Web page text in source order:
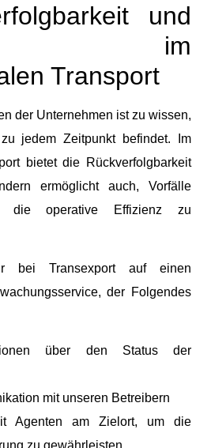
und
im
Transport
der Unternehmen ist zu wissen,
jedem Zeitpunkt befindet. Im
bietet die Rückverfolgbarkeit
ermöglicht auch, Vorfälle
die operative Effizienz zu
bei Transexport auf einen
der Folgendes
über den Status der
mit unseren Betreibern
Agenten am Zielort, um die